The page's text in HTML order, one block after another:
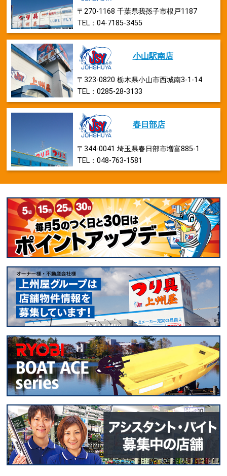
〒270-1168 千葉県我孫子市根戸1187
TEL：04-7185-3455
小山駅南店
〒323-0820 栃木県小山市西城南3-1-14
TEL：0285-28-3133
春日部店
〒344-0041 埼玉県春日部市増富885-1
TEL：048-763-1581